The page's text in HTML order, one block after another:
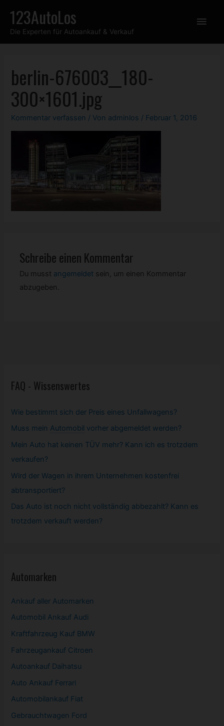
Inhalt
springen
123AutoLos
Die Experten für Autoankauf & Verkauf
berlin-676003__180-
300×1601.jpg
Kommentar verfassen / Von adminlos / Februar 1, 2016
Schreibe einen Kommentar
Du musst angemeldet sein, um einen Kommentar
abzugeben.
FAQ - Wissenswertes
Wie bestimmt sich der Preis eines Unfallwagens?
Muss mein Automobil vorher abgemeldet werden?
Mein Auto hat keinen TÜV mehr? Kann ich es trotzdem
verkaufen?
Wird der Wagen in ihrem Unternehmen kostenfrei
abtransportiert?
Das Auto ist noch nicht vollständig abbezahlt? Kann es
trotzdem verkauft werden?
Automarken
Ankauf aller Automarken
Automobil Ankauf Audi
Kraftfahrzeug Kauf BMW
Fahrzeugankauf Citroen
Autoankauf Daihatsu
Auto Ankauf Ferrari
Automobilankauf Fiat
Gebrauchtwagen Ford